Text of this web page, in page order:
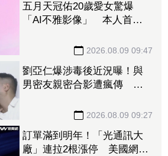
五月天冠佑20歲愛女驚爆
「AI不雅影像」 本人首度
2026.08.09 09:47
劉亞仁爆涉毒後近況曝！與
男密友親密合影遭瘋傳 對
2026.08.09 09:27
訂單滿到明年！「光通訊大
廠」連拉2根漲停 美國網通